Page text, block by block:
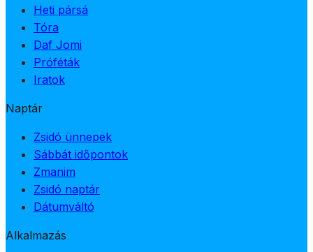
Heti pársá
Tóra
Daf Jomi
Próféták
Iratok
Naptár
Zsidó ünnepek
Sábbát időpontok
Zmanim
Zsidó naptár
Dátumváltó
Alkalmazás